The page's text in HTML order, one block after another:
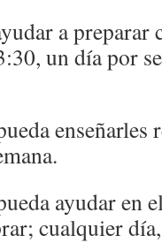
a preparar
un día por
enseñarles
ayudar en
cualquier